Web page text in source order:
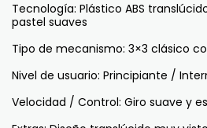
Tecnología: Plástico ABS
pastel suaves
Tipo de mecanismo: 3×3 clásico
Nivel de usuario: Principiante /
Velocidad / Control: Giro suave y